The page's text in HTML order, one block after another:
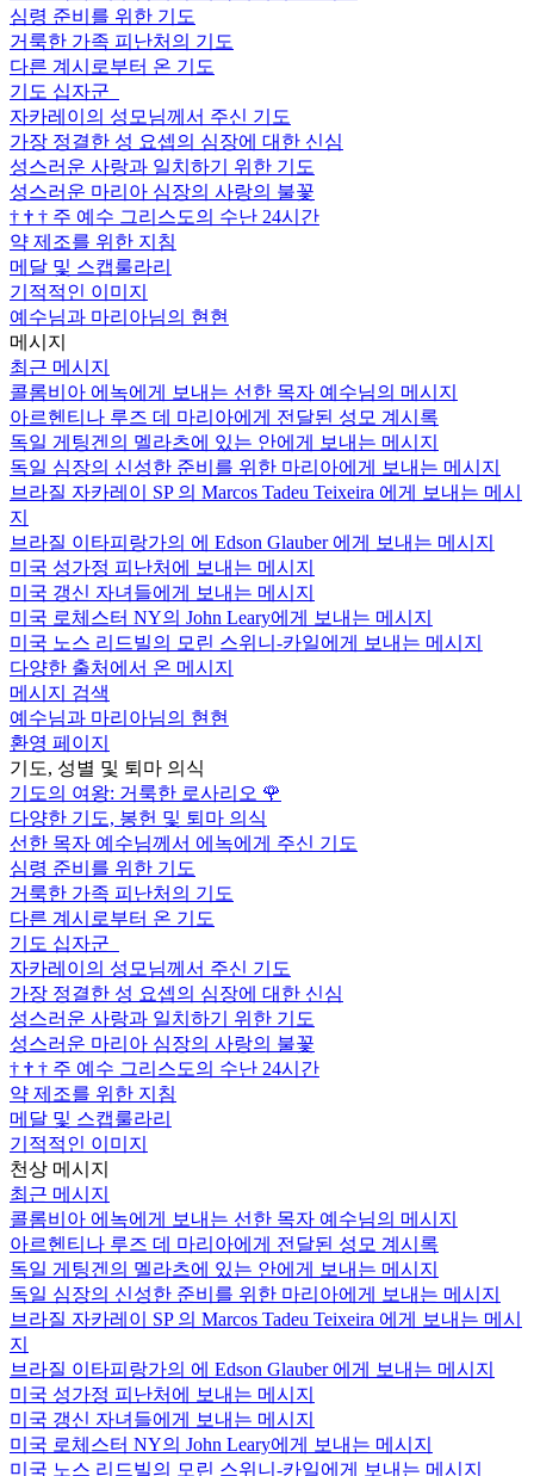
심령 준비를 위한 기도
거룩한 가족 피난처의 기도
다른 계시로부터 온 기도
기도 십자군
자카레이의 성모님께서 주신 기도
가장 정결한 성 요셉의 심장에 대한 신심
성스러운 사랑과 일치하기 위한 기도
성스러운 마리아 심장의 사랑의 불꽃
† † † 주 예수 그리스도의 수난 24시간
약 제조를 위한 지침
메달 및 스캡룰라리
기적적인 이미지
예수님과 마리아님의 현현
메시지
최근 메시지
콜롬비아 에녹에게 보내는 선한 목자 예수님의 메시지
아르헨티나 루즈 데 마리아에게 전달된 성모 계시록
독일 게팅겐의 멜라츠에 있는 안에게 보내는 메시지
독일 심장의 신성한 준비를 위한 마리아에게 보내는 메시지
브라질 자카레이 SP 의 Marcos Tadeu Teixeira 에게 보내는 메시
지
브라질 이타피랑가의 에 Edson Glauber 에게 보내는 메시지
미국 성가정 피난처에 보내는 메시지
미국 갱신 자녀들에게 보내는 메시지
미국 로체스터 NY의 John Leary에게 보내는 메시지
미국 노스 리드빌의 모린 스위니-카일에게 보내는 메시지
다양한 출처에서 온 메시지
메시지 검색
예수님과 마리아님의 현현
환영 페이지
기도, 성별 및 퇴마 의식
기도의 여왕: 거룩한 로사리오 🌹
다양한 기도, 봉헌 및 퇴마 의식
선한 목자 예수님께서 에녹에게 주신 기도
심령 준비를 위한 기도
거룩한 가족 피난처의 기도
다른 계시로부터 온 기도
기도 십자군
자카레이의 성모님께서 주신 기도
가장 정결한 성 요셉의 심장에 대한 신심
성스러운 사랑과 일치하기 위한 기도
성스러운 마리아 심장의 사랑의 불꽃
† † † 주 예수 그리스도의 수난 24시간
약 제조를 위한 지침
메달 및 스캡룰라리
기적적인 이미지
천상 메시지
최근 메시지
콜롬비아 에녹에게 보내는 선한 목자 예수님의 메시지
아르헨티나 루즈 데 마리아에게 전달된 성모 계시록
독일 게팅겐의 멜라츠에 있는 안에게 보내는 메시지
독일 심장의 신성한 준비를 위한 마리아에게 보내는 메시지
브라질 자카레이 SP 의 Marcos Tadeu Teixeira 에게 보내는 메시
지
브라질 이타피랑가의 에 Edson Glauber 에게 보내는 메시지
미국 성가정 피난처에 보내는 메시지
미국 갱신 자녀들에게 보내는 메시지
미국 로체스터 NY의 John Leary에게 보내는 메시지
미국 노스 리드빌의 모린 스위니-카일에게 보내는 메시지